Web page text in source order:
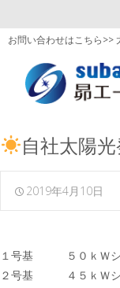
お問い合わせはこちら>>
自社太陽
2019年4月10日
１号基 ５０ｋＷシ
２号基 ４５ｋＷシ